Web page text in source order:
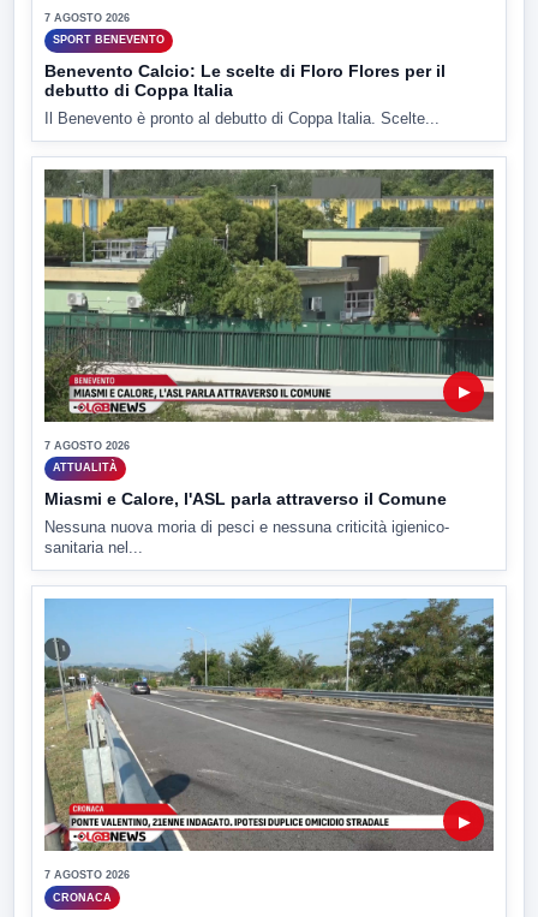
7 AGOSTO 2026
SPORT BENEVENTO
Benevento Calcio: Le scelte di Floro Flores per il
debutto di Coppa Italia
Il Benevento è pronto al debutto di Coppa Italia. Scelte...
▶
7 AGOSTO 2026
ATTUALITÀ
Miasmi e Calore, l'ASL parla attraverso il Comune
Nessuna nuova moria di pesci e nessuna criticità igienico-
sanitaria nel...
▶
7 AGOSTO 2026
CRONACA